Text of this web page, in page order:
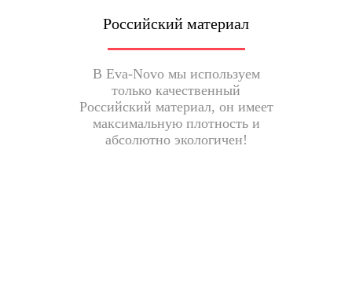
Российский материал
В Eva-Novo мы используем
только качественный
Российский материал, он имеет
максимальную плотность и
абсолютно экологичен!